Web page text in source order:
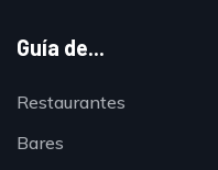
Guía de...
Restaurantes
Bares